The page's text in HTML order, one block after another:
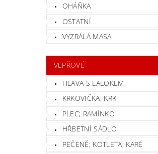
OHÁŇKA
OSTATNÍ
VYZRÁLÁ MASA
VEPŘOVÉ
HLAVA S LALOKEM
KRKOVIČKA; KRK
PLEC; RAMÍNKO
HŘBETNÍ SÁDLO
PEČENĚ; KOTLETA; KARÉ